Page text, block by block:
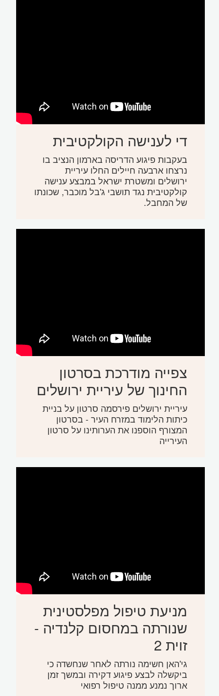
די לענישה הקולקטיבית
בעקבות פיגוע הדריסה בארמון הנציב בו
נרצחו ארבעה חיילים החלו עיריית
ירושלים ומשטרת ישראל במבצע ענישה
קולקטיבית נגד תושבי ג'בל מוכבר, שכונתו
של המחבל.
צפייה מודרכת בסרטון
החינוך של עיריית ירושלים
עיריית ירושלים פירסמה סרטון על בניית
כיתות הלימוד במזרח העיר - בסרטון
המצורף הוספנו את הערותינו על סרטון
העירייה
מניעת טיפול מפלסטינית
שנורתה במחסום קלנדיה -
זוית 2
גי'האן חשימה נורתה לאחר שנחשדה כי
ביקשלה לבצע פיגוע דקירה ובמשך זמן
ארוך נמנע ממנה טיפול רפואי